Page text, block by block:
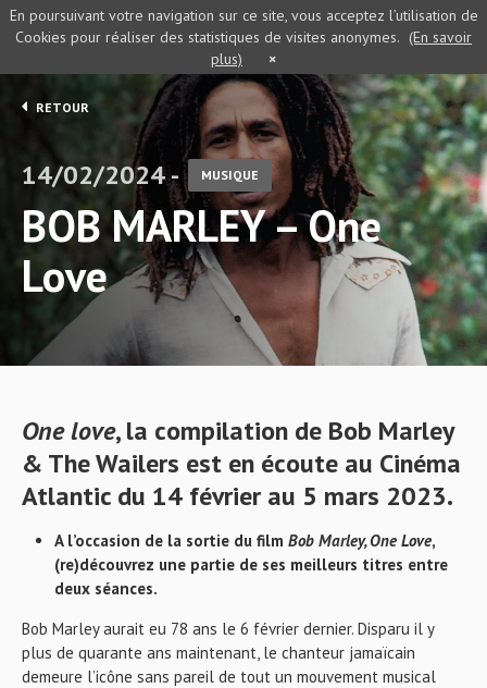
RETOUR
14/02/2024 - MUSIQUE
BOB MARLEY – One
Love
One love, la compilation de Bob Marley
& The Wailers est en écoute au Cinéma
Atlantic du 14 février au 5 mars 2023.
A l’occasion de la sortie du film Bob Marley, One Love,
(re)découvrez une partie de ses meilleurs titres entre
deux séances.
Bob Marley aurait eu 78 ans le 6 février dernier. Disparu il y
plus de quarante ans maintenant, le chanteur jamaïcain
demeure l’icône sans pareil de tout un mouvement musical
En poursuivant votre navigation sur ce site, vous acceptez l’utilisation de
Cookies pour réaliser des statistiques de visites anonymes. (En savoir
plus)
×